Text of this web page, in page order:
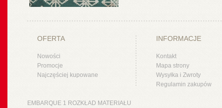
OFERTA
Nowości
Promocje
Najczęściej kupowane
INFORMACJE
Kontakt
Mapa strony
Wysyłka i Zwroty
Regulamin zakupów
EMBARQUE 1 ROZKŁAD MATERIAŁU